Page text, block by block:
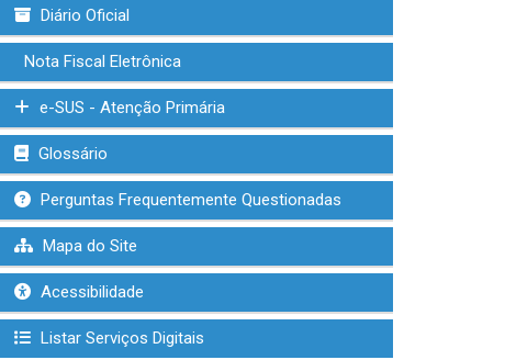
Diário Oficial
Nota Fiscal Eletrônica
e-SUS - Atenção Primária
Glossário
Perguntas Frequentemente Questionadas
Mapa do Site
Acessibilidade
Listar Serviços Digitais